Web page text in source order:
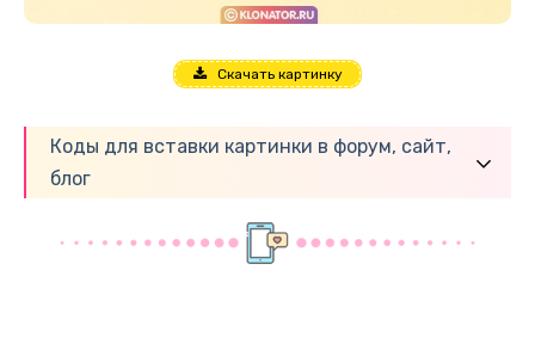
Скачать картинку
Коды для вставки картинки в форум, сайт,
блог